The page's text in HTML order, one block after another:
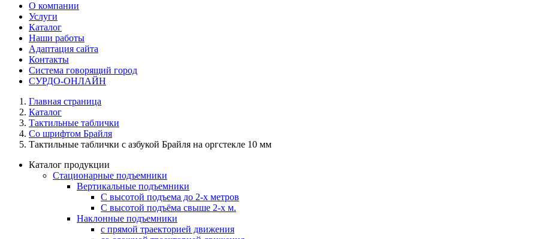
О компании
Услуги
Каталог
Наши работы
Адаптация сайта
Контакты
Система говорящий город
СУРДО-ОНЛАЙН
Главная страница
Каталог
Тактильные таблички
Со шрифтом Брайля
Тактильные таблички с азбукой Брайля на оргстекле 10 мм
Каталог продукции
Стационарные подъемники
Вертикальные подъемники
С высотой подъема до 2-х метров
С высотой подъёма свыше 2-х м.
Наклонные подъемники
с прямой траекторией движения